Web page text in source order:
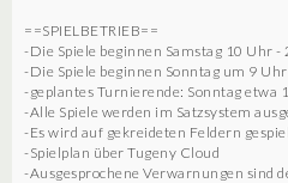
==SPIELBETRIEB==
-Die Spiele beginnen Samstag 10 Uhr -
-Die Spiele beginnen Sonntag um 9
-geplantes Turnierende: Sonntag etwa
-Alle Spiele werden im Satzsystem
-Es wird auf gekreideten Feldern
-Spielplan über Tugeny Cloud
-Ausgesprochene Verwarnungen sind